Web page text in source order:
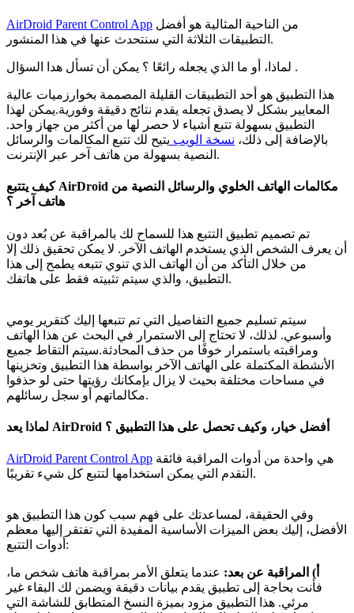
AirDroid Parent Control App
التطبيقات الثلاثة التي سنتحدث عنها في هذا المنشور.
لماذا، أو ما الذي يجعله رائعًا ؟ يمكن أن تسأل هدا السؤال .
هذا التطبيق هو أحد التطبيقات القليلة المصممة بخوارزميات عالية
المعايير بشكل لا يصدق تجعله يقدم نتائج دقيقة وفورية.يمكن لهذا
التطبيق بسهولة تتبع أشياء لا حصر لها من أكثر من جهاز واحد.
بالإضافة إلى ذلك، نسخة الويب يتيح لك تتبع المكالمات والرسائل
النصية بسهولة من هاتف آخر عبر الإنترنت.
كيف يتتبع AirDroid مكالمات الهاتف الخلوي والرسائل النصية من
هاتف آخر ؟
تم تصميم تطبيق التتبع هذا للسماح لك بالمراقبة عن بُعد دون
أن يعرف الشخص الذي يستخدم الهاتف الآخر. لا يمكن تحقيق ذلك إلا
من خلال التأكد من أن الهاتف الذي تنوي تتبعه يطمح إلى هذا
التطبيق، والذي سيتم تثبيته فقط على هاتفك.
سيتم تسليم جميع التفاصيل التي تم تتبعها إليك كتقرير يومي
وأسبوعي. لذلك، لا تحتاج إلى الاستمرار في البحث عن هذا الهاتف
ومراقبته باستمرار خوفًا من حذف المحادثة.سيتم التقاط جميع
الأنشطة المكتملة على الهاتف الآخر بواسطة هذا التطبيق وتخزينها
في مساحات مختلفة بحيث لا يزال بإمكانك رؤيتها حتى لو حذفوا
مكالماتهم أو سجل رسائلهم.
لماذا يعد AirDroid أفضل خيار، وكيف تحصل على هذا التطبيق ؟
AirDroid Parent Control App
التقدم التي يمكن استخدامها لتتبع كل شيء تقريبًا.
وفي الحقيقة، لمساعدتك على فهم سبب كون هذا التطبيق هو
الأفضل، إليك بعض الميزات الأساسية المفيدة التي تفتقر إليها معظم
أدوات التتبع:
أ) المراقبة عن بعد: عندما يتعلق الأمر بمراقبة هاتف شخص ما،
فأنت بحاجة إلى تطبيق يقدم بيانات دقيقة ويضمن لك البقاء غير
مرئي. هذا التطبيق مزود بميزة النسخ المتطابق للشاشة التي